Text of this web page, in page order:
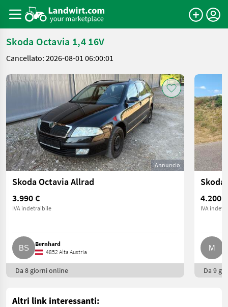
Skoda Octavia 1,4 16V
Cancellato: 2026-08-01 06:00:01
Annuncio
Skoda Octavia Allrad
3.990 €
IVA indetraibile
Bernhard
4852 Alta Austria
Da 8 giorni online
Skoda
4.200 €
IVA
Da 9
Altri link interessanti: